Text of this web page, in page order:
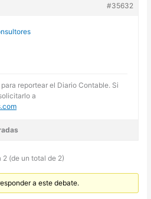
#35632
reportear el Diario Contable. Si
a
2 (de un total de 2)
a este debate.